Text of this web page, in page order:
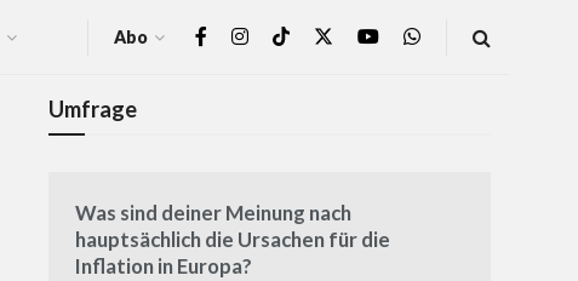
Abo
Umfrage
Was sind deiner Meinung nach
hauptsächlich die Ursachen für die
Inflation in Europa?